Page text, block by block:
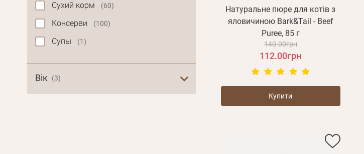
Сухий корм (60)
Консерви (100)
Супы (1)
Вік (3)
Натуральне пюре для котів з
яловичиною Bark&Tail - Beef
Puree, 85 г
140.00грн
112.00грн
Купити